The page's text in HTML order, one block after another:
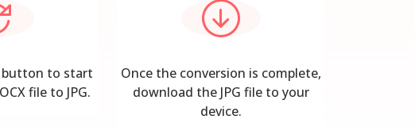
button to start
file to JPG.
Once the conversion is complete,
download the JPG file to your
device.